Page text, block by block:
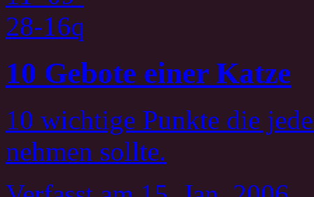
10 Gebote einer Katze
10 wichtige Punkte die
nehmen sollte.